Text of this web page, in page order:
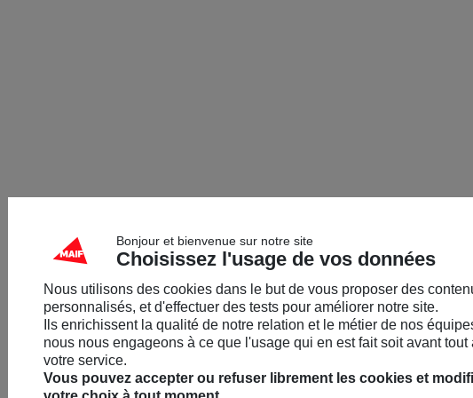
Bonjour et bienvenue sur notre site
Choisissez l'usage de vos données
Nous utilisons des cookies dans le but de vous proposer des
personnalisés, et d'effectuer des tests pour améliorer notre site.
Ils enrichissent la qualité de notre relation et le métier de nos
nous nous engageons à ce que l'usage qui en est fait soit avant tout
votre service.
Vous pouvez accepter ou refuser librement les cookies et